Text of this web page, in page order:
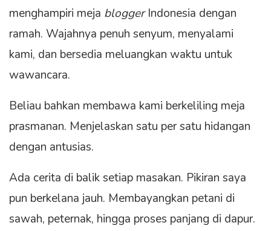
menghampiri meja bloggerIndonesia dengan
ramah. Wajahnya penuh senyum, menyalami
kami, dan bersedia meluangkan waktu untuk
wawancara.
Beliau bahkan membawa kami berkeliling meja
prasmanan. Menjelaskan satu per satu hidangan
dengan antusias.
Ada cerita di balik setiap masakan. Pikiran saya
pun berkelana jauh. Membayangkan petani di
sawah, peternak, hingga proses panjang di dapur.